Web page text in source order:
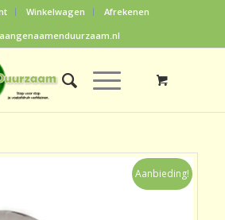
Winkelwagen
Afrekenen
Aanbieding!